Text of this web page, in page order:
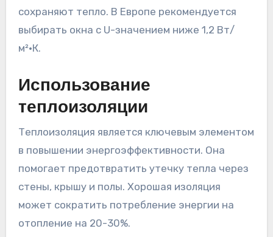
сохраняют тепло. В Европе рекомендуется
выбирать окна с U-значением ниже 1,2 Вт/
м²·К.
Использование
теплоизоляции
Теплоизоляция является ключевым элементом
в повышении энергоэффективности. Она
помогает предотвратить утечку тепла через
стены, крышу и полы. Хорошая изоляция
может сократить потребление энергии на
отопление на 20-30%.